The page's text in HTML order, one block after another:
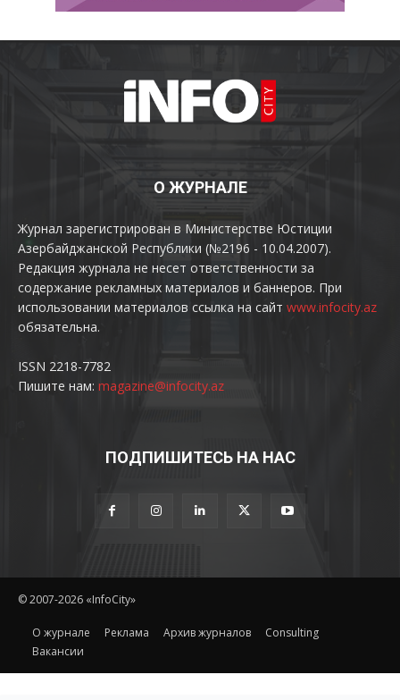
О ЖУРНАЛЕ
Журнал зарегистрирован в Министерстве Юстиции
Азербайджанской Республики (№2196 - 10.04.2007).
Редакция журнала не несет ответственности за
содержание рекламных материалов и баннеров. При
использовании материалов ссылка на сайт www.infocity.az
обязательна.
ISSN 2218-7782
Пишите нам: magazine@infocity.az
ПОДПИШИТЕСЬ НА НАС
© 2007-2026 «InfoCity»
O журнале Реклама Архив журналов
Consulting
Вакансии